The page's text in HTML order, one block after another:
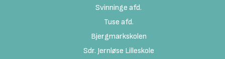
Svinninge afd.
Tuse afd.
Bjergmarkskolen
Sdr. Jernløse Lilleskole